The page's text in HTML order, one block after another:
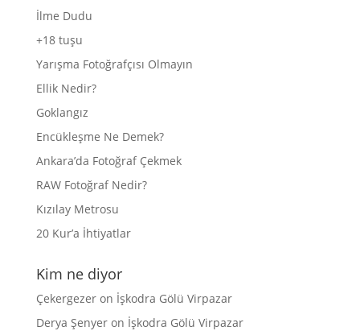
İlme Dudu
+18 tuşu
Yarışma Fotoğrafçısı Olmayın
Ellik Nedir?
Goklangız
Encükleşme Ne Demek?
Ankara’da Fotoğraf Çekmek
RAW Fotoğraf Nedir?
Kızılay Metrosu
20 Kur’a İhtiyatlar
Kim ne diyor
Çekergezeron İşkodra Gölü Virpazar
Derya Şenyeron İşkodra Gölü Virpazar